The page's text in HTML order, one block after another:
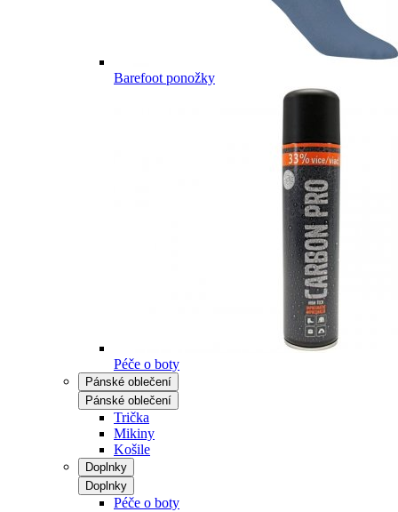
Barefoot ponožky
Péče o boty
Pánské oblečení
Pánské oblečení
Trička
Mikiny
Košile
Doplnky
Doplnky
Péče o boty